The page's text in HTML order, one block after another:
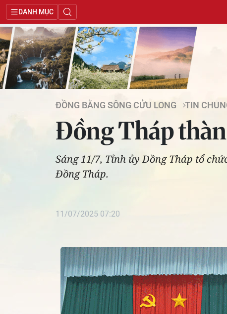
DANH MỤC
ĐỒNG BẰNG SÔNG CỬU LONG TIN
Đồng Tháp
Sáng 11/7, Tỉnh ủy Đồng Tháp tổ
Đồng Tháp.
11/07/2025 07:20